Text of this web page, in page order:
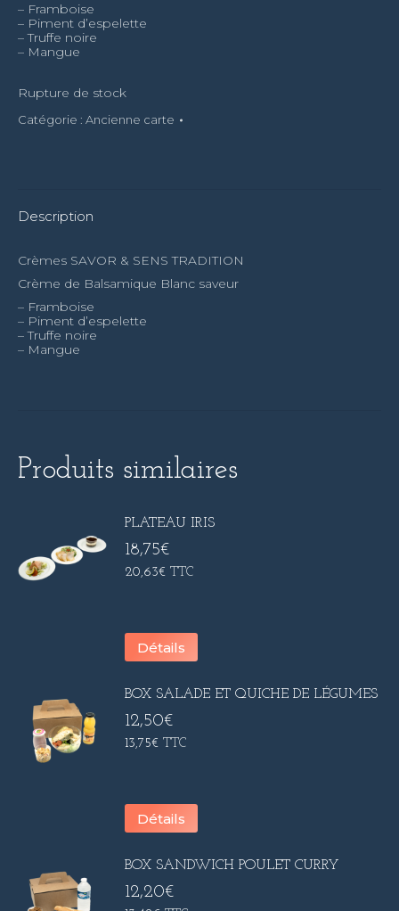
– Framboise
– Piment d’espelette
– Truffe noire
– Mangue
Rupture de stock
Catégorie : Ancienne carte
Description
Crèmes SAVOR & SENS TRADITION
Crème de Balsamique Blanc saveur
– Framboise
– Piment d’espelette
– Truffe noire
– Mangue
Produits similaires
PLATEAU IRIS
18,75€
20,63€ TTC
Détails
BOX SALADE ET QUICHE DE LÉGUMES
12,50€
13,75€ TTC
Détails
BOX SANDWICH POULET CURRY
12,20€